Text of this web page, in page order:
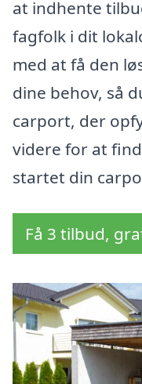
at indhente
fagfolk i dit
med at få den
dine behov, så
carport, der
videre for at
startet din
Få 3 tilbud,